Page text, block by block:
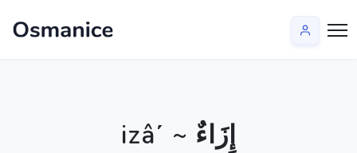
izâ΄ ~ إِزَاءٌ